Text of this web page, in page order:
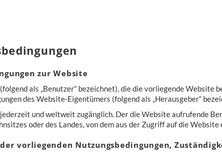
zur Website
als „Benutzer“ bezeichnet), die die vorliegende
des Website-Eigentümers (folgend als „Herausgeber“
und weltweit zugänglich. Der die Website aufrufende
oder des Landes, von dem aus der Zugriff auf die
vorliegenden Nutzungsbedingungen,